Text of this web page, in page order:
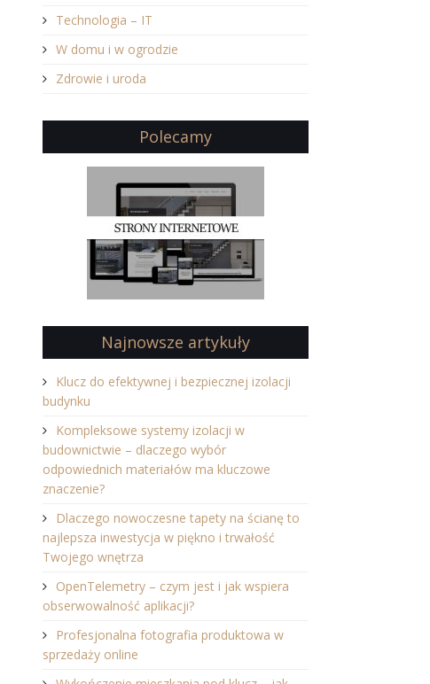
Technologia – IT
W domu i w ogrodzie
Zdrowie i uroda
Polecamy
Najnowsze artykuły
Klucz do efektywnej i bezpiecznej izolacji
budynku
Kompleksowe systemy izolacji w
budownictwie – dlaczego wybór
odpowiednich materiałów ma kluczowe
znaczenie?
Dlaczego nowoczesne tapety na ścianę to
najlepsza inwestycja w piękno i trwałość
Twojego wnętrza
OpenTelemetry – czym jest i jak wspiera
obserwowalność aplikacji?
Profesjonalna fotografia produktowa w
sprzedaży online